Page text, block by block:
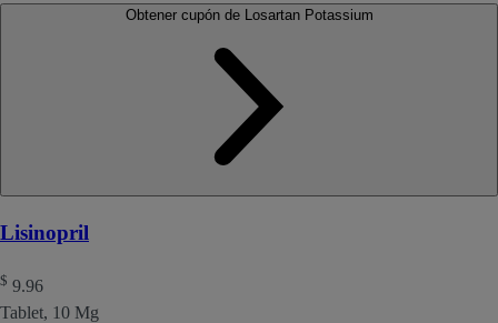
Lisinopril
$ 9.96
Tablet, 10 Mg